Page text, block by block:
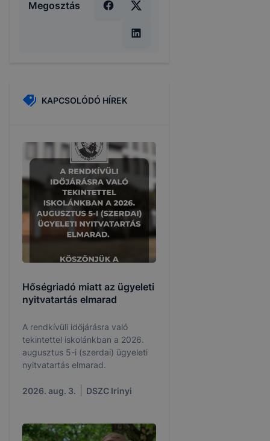
Megosztás
KAPCSOLÓDÓ HÍREK
Hőségriadó miatt az ügyeleti
nyitvatartás elmarad
A rendkívüli időjárásra való
tekintettel iskolánkban a 2026.
augusztus 5-i (szerdai) ügyeleti
nyitvatartás elmarad.
2026. aug. 3. DSZC Irinyi